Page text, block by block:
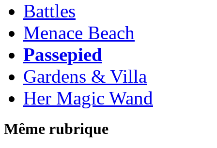
Battles
Menace Beach
Passepied
Gardens & Villa
Her Magic Wand
Même rubrique